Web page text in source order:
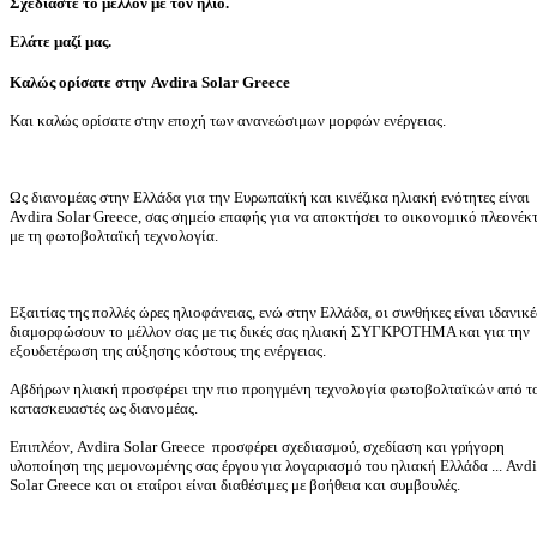
Ελάτε μαζί μας.
Καλώς ορίσατε στην Avdira Solar Greece
Και καλώς ορίσατε στην εποχή των ανανεώσιμων μορφών ενέργειας.
Ως διανομέας στην Ελλάδα για την Ευρωπαϊκή και κινέζικα ηλιακή ενότητες είναι
Avdira Solar Greece, σας σημείο επαφής για να αποκτήσει το οικονομικό
με τη φωτοβολταϊκή τεχνολογία.
Εξαιτίας της πολλές ώρες ηλιοφάνειας, ενώ στην Ελλάδα, οι συνθήκες είναι
διαμορφώσουν το μέλλον σας με τις δικές σας ηλιακή ΣΥΓΚΡΟΤΗΜΑ και για την
εξουδετέρωση της αύξησης κόστους της ενέργειας.
Αβδήρων ηλιακή προσφέρει την πιο προηγμένη τεχνολογία φωτοβολταϊκών από
κατασκευαστές ως διανομέας.
Επιπλέον, Avdira Solar Greece προσφέρει σχεδιασμού, σχεδίαση και γρήγορη
υλοποίηση της μεμονωμένης σας έργου για λογαριασμό του ηλιακή Ελλάδα ...
Solar Greece και οι εταίροι είναι διαθέσιμες με βοήθεια και συμβουλές.